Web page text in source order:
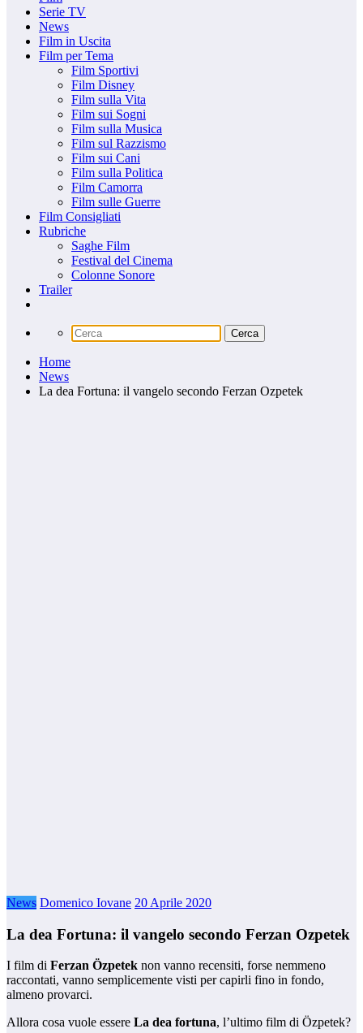
Serie TV
News
Film in Uscita
Film per Tema
Film Sportivi
Film Disney
Film sulla Vita
Film sui Sogni
Film sulla Musica
Film sul Razzismo
Film sui Cani
Film sulla Politica
Film Camorra
Film sulle Guerre
Film Consigliati
Rubriche
Saghe Film
Festival del Cinema
Colonne Sonore
Trailer
Home
News
La dea Fortuna: il vangelo secondo Ferzan Ozpetek
News Domenico Iovane 20 Aprile 2020
La dea Fortuna: il vangelo secondo Ferzan Ozpetek
I film di Ferzan Özpetek non vanno recensiti, forse nemmeno
raccontati, vanno semplicemente visti per capirli fino in fondo,
almeno provarci.
Allora cosa vuole essere La dea fortuna, l’ultimo film di Özpetek?